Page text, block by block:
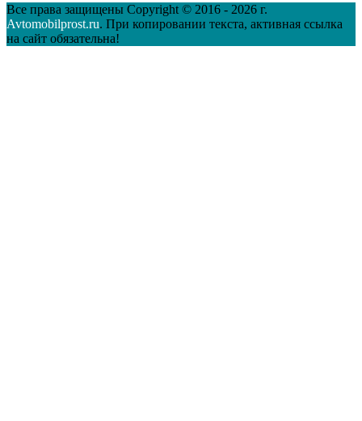
Все права защищены Copyright © 2016 - 2026 г.
Avtomobilprost.ru. При копировании текста, активная ссылка
на сайт обязательна!